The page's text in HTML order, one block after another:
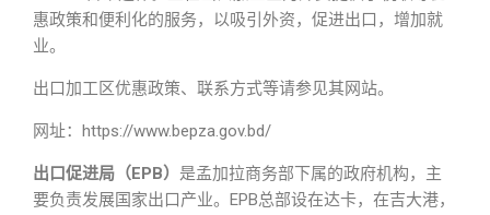
惠政策和便利化的服务，以吸引外资，促进出口，增加就
业。
出口加工区优惠政策、联系方式等请参见其网站。
网址：https://www.bepza.gov.bd/
出口促进局（EPB） 是孟加拉商务部下属的政府机构，主
要负责发展国家出口产业。EPB总部设在达卡，在吉大港，